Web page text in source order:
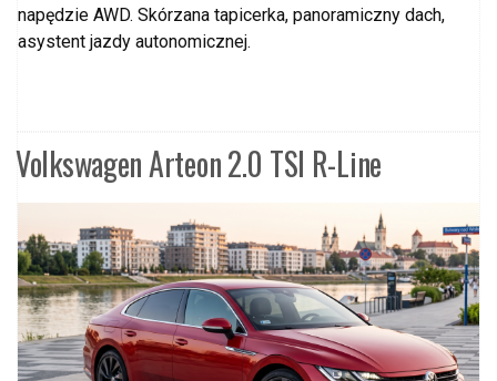
napędzie AWD. Skórzana tapicerka, panoramiczny dach,
asystent jazdy autonomicznej.
Volkswagen Arteon 2.0 TSI R-Line